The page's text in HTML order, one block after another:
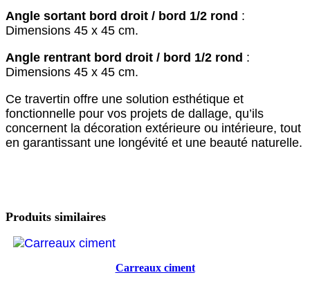
Angle sortant bord droit / bord 1/2 rond :
Dimensions 45 x 45 cm.
Angle rentrant bord droit / bord 1/2 rond :
Dimensions 45 x 45 cm.
Ce travertin offre une solution esthétique et
fonctionnelle pour vos projets de dallage, qu’ils
concernent la décoration extérieure ou intérieure, tout
en garantissant une longévité et une beauté naturelle.
Produits similaires
Carreaux ciment